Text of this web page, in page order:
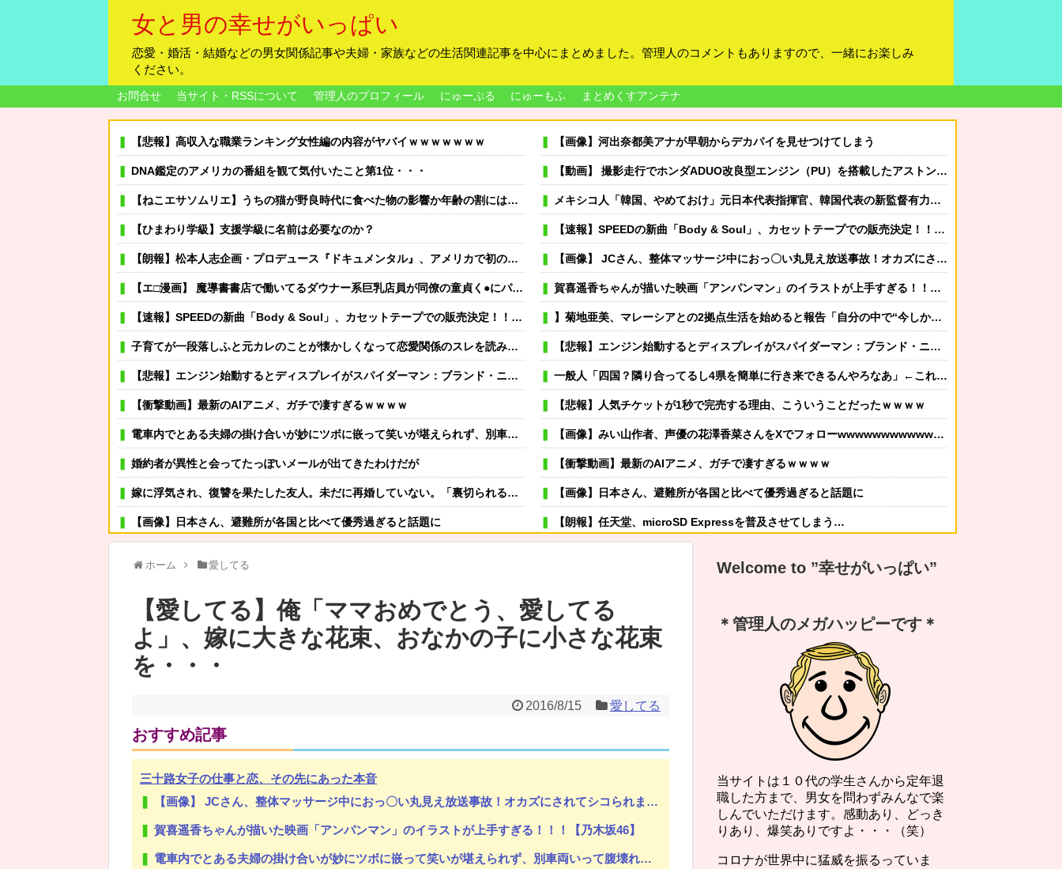
女と男の幸せがいっぱい
恋愛・婚活・結婚などの男女関係記事や夫婦・家族などの生活関連記事を中心にまとめました。管理人のコメントもありますので、一緒にお楽しみ
ください。
お問合せ 当サイト・RSSについて 管理人のプロフィール にゅーぷる にゅーもふ まとめくすアンテナ
【悲報】高収入な職業ランキング女性編の内容がヤバイｗｗｗｗｗｗｗ
DNA鑑定のアメリカの番組を観て気付いたこと第1位・・・
【ねこエサソムリエ】うちの猫が野良時代に食べた物の影響か年齢の割には早い腎不全が発覚 → いろんなフードを買っては勧めてはダメで余ったフードを私が食べてみた結果…
【ひまわり学級】支援学級に名前は必要なのか？
【朗報】松本人志企画・プロデュース『ドキュメンタル』、アメリカで初の制作が決定！ 海外タイトル『LOL』として世界25ヶ国・地域で展開
【エ□漫画】 魔導書書店で働いてるダウナー系巨乳店員が同僚の童貞く●にパパ活を持ちかけてお金をもらって中出しセッ●スしちゃう！
【速報】SPEEDの新曲「Body & Soul」、カセットテープでの販売決定！！ （※画像あり）
子育てが一段落しふと元カレのことが懐かしくなって恋愛関係のスレを読み漁ってたのが夫にバレた。不機嫌なんだけど別に妄想なんだから妻が何読んでたってよくない？
【悲報】エンジン始動するとディスプレイがスパイダーマン：ブランド・ニュー・デイの広告に乗っ取られる→BMWオーナーらブチ切れｗｗｗｗｗｗｗｗｗ
【衝撃動画】最新のAIアニメ、ガチで凄すぎるｗｗｗｗ
電車内でとある夫婦の掛け合いが妙にツボに嵌って笑いが堪えられず、別車両いって腹壊れるくらい笑いまくったわｗ
婚約者が異性と会ってたっぽいメールが出てきたわけだが
嫁に浮気され、復讐を果たした友人。未だに再婚していない。「裏切られるくらいなら、最初からしないほうがマシだ」それ聞いて、なんか泣けちまった…
【画像】日本さん、避難所が各国と比べて優秀過ぎると話題に
その店には腕のいいバーテンダーがいた。このグラスに１杯たのむよ→彼の見事なテクニックはこちらです…
義父「事故を起こす前に免許を返そうと思う」私「その決断は立派ですね…」→義父の一言に胸が熱くなって…
【悲報】お母さん、隣の家がとんでもない位置に室外機を取り付けブチギレ
【画像】河出奈都美アナが早朝からデカパイを見せつけてしまう
【動画】 撮影走行でホンダADUO改良型エンジン（PU）を搭載したアストンマーチンが“いい音”と話題に
メキシコ人「韓国、やめておけ」元日本代表指揮官、韓国代表の新監督有力候補に急浮上！【海外の反応】
【速報】SPEEDの新曲「Body & Soul」、カセットテープでの販売決定！！ （※画像あり）
【画像】 JCさん、整体マッサージ中におっ〇い丸見え放送事故！オカズにされてシコられまくるｗｗｗ
賀喜遥香ちゃんが描いた映画「アンパンマン」のイラストが上手すぎる！！！【乃木坂46】
】菊地亜美、マレーシアとの2拠点生活を始めると報告「自分の中で“今しかない”と思ったんです」
【悲報】エンジン始動するとディスプレイがスパイダーマン：ブランド・ニュー・デイの広告に乗っ取られる→BMWオーナーらブチ切れｗｗｗｗｗｗｗｗｗ
一般人「四国？隣り合ってるし4県を簡単に行き来できるんやろなあ」←これｗｗｗｗｗ
【悲報】人気チケットが1秒で完売する理由、こういうことだったｗｗｗｗ
【画像】みい山作者、声優の花澤香菜さんをXでフォローwwwwwwwwwwwwwwwww
【衝撃動画】最新のAIアニメ、ガチで凄すぎるｗｗｗｗ
【画像】日本さん、避難所が各国と比べて優秀過ぎると話題に
【朗報】任天堂、microSD Expressを普及させてしまう…
薬剤師「なんでジェネリック嫌なんですか？ｗ 先発品と全く同じですよ？w」
虐待されて育った私にウトメ「子供を産んだらご両親への感謝の気持ちも湧いてきたでしょ。いい加減に意地貼るの止めて仲直りしなさい 」【中編】
嫁が風呂入ってる間に子供と寝室に行って俺だけ寝落ちしたら嫁から「子供あんなに泣いてたのによく寝てられんな…」って恨み節がメッセージで来てた
専業主夫のイメージ
ホーム 愛してる
【愛してる】俺「ママおめでとう、愛してる
よ」、嫁に大きな花束、おなかの子に小さな花束
を・・・
2016/8/15 愛してる
おすすめ記事
三十路女子の仕事と恋、その先にあった本音
【画像】 JCさん、整体マッサージ中におっ〇い丸見え放送事故！オカズにされてシコられまくるｗｗｗ
賀喜遥香ちゃんが描いた映画「アンパンマン」のイラストが上手すぎる！！！【乃木坂46】
電車内でとある夫婦の掛け合いが妙にツボに嵌って笑いが堪えられず、別車両いって腹壊れるくらい笑いまくったわｗ
Welcome to ”幸せがいっぱい”
＊管理人のメガハッピーです＊
当サイトは１０代の学生さんから定年退
職した方まで、男女を問わずみんなで楽
しんでいただけます。感動あり、どっき
りあり、爆笑ありですよ・・・（笑）
コロナが世界中に猛威を振るっていま